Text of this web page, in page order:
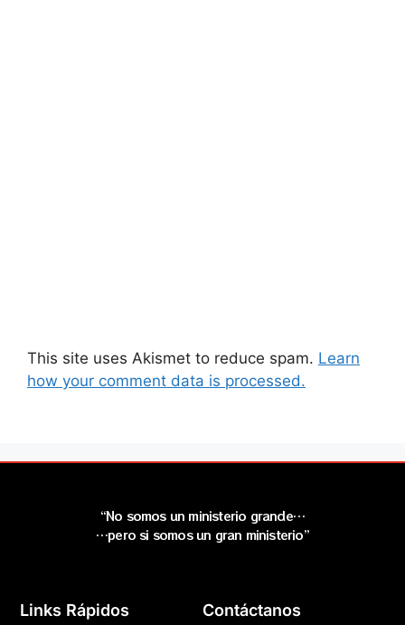
This site uses Akismet to reduce spam. Learn
how your comment data is processed.
“No somos un ministerio grande…
…pero si somos un gran ministerio”
Links Rápidos Contáctanos